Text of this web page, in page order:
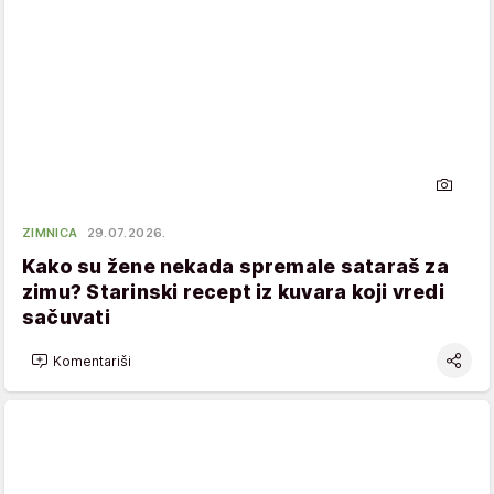
ZIMNICA 29.07.2026.
Kako su žene nekada spremale sataraš za
zimu? Starinski recept iz kuvara koji vredi
sačuvati
Komentariši